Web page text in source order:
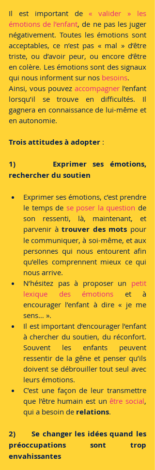
Il est important de « valider » les
émotions de l’enfant, de ne pas les juger
négativement. Toutes les émotions sont
acceptables, ce n’est pas « mal » d’être
triste, ou d’avoir peur, ou encore d’être
en colère. Les émotions sont des signaux
qui nous informent sur nos besoins.
Ainsi, vous pouvez accompagner l’enfant
lorsqu’il se trouve en difficultés. Il
gagnera en connaissance de lui-même et
en autonomie.
Trois attitudes à adopter :
1)      Exprimer ses émotions,
rechercher du soutien
Exprimer ses émotions, c’est prendre
le temps de se poser la question de
son ressenti, là, maintenant, et
parvenir à trouver des mots pour
le communiquer, à soi-même, et aux
personnes qui nous entourent afin
qu’elles comprennent mieux ce qui
nous arrive.
N’hésitez pas à proposer un petit
lexique des émotions et à
encourager l’enfant à dire « je me
sens… ».
Il est important d’encourager l’enfant
à chercher du soutien, du réconfort.
Souvent les enfants peuvent
ressentir de la gêne et penser qu’ils
doivent se débrouiller tout seul avec
leurs émotions.
C’est une façon de leur transmettre
que l’être humain est un être social,
qui a besoin de relations.
2)      Se changer les idées quand les
préoccupations sont trop
envahissantes